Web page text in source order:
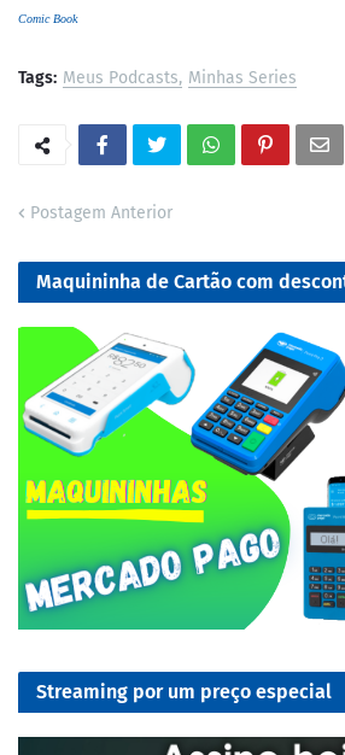
Comic Book
Tags: Meus Podcasts Minhas Series
Postagem Anterior
Maquininha de Cartão com
Streaming por um preço especial